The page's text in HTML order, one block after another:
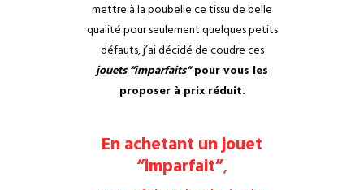
mettre à la poubelle ce tissu de belle
qualité pour seulement quelques petits
défauts, j’ai décidé de coudre ces
jouets“imparfaits”pour vous les
proposer à prix réduit.
En achetant un jouet
“imparfait”,